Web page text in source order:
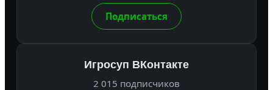
Подписаться
Игросуп ВКонтакте
2 015 подписчиков